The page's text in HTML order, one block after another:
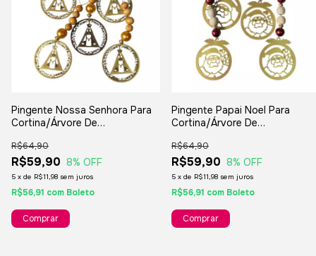
Pingente Nossa Senhora Para
Cortina/Árvore De
- 5 Unidades
R$59,90
R$64,90
8% OFF
5 x de R$11,98 sem juros
R$56,91 com Boleto
Pingente Papai Noel Para
Cortina/Árvore De
- 5 Unidades
R$59,90
R$64,90
8% OFF
5 x de R$11,98 sem juros
R$56,91 com Boleto